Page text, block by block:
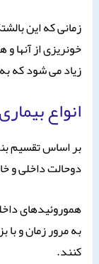
زمانی که این
خونریزی از آنها
زیاد می شود که
انواع
بر اساس تقسیم
دوحالت داخلی و
هموروئیدهای
به مرور زمان و
کنند.